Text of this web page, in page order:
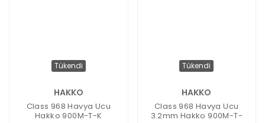
Tükendi
HAKKO
Class 968 Havya Ucu
Hakko 900M-T-K
Tükendi
HAKKO
Class 968 Havya Ucu
3.2mm Hakko 900M-T-